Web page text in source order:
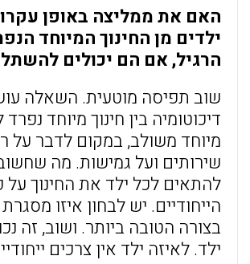
האם את ממליצה באופן
ילדים מן החינוך המיוחד
הרגיל, אם הם יכולים
שוב תפיסה מוטעית. השאלה
דיכוטומיה בין חינוך מיוחד נפרד
מיוחד משולב, במקום לדבר על
שירותים ועל גמישות. מה
להתאים לכל ילד את החינוך על
הייחודיים. יש לבחון איזו
בצורה הטובה ביותר. ושוב, זה
ילד. לאיזה ילד אין צרכים